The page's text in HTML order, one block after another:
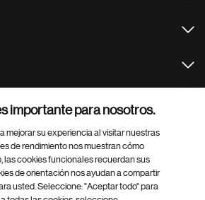
importante para nosotros.
mejorar su experiencia al visitar nuestras
de rendimiento nos muestran cómo
las cookies funcionales recuerdan sus
de orientación nos ayudan a compartir
usted. Seleccione: "Aceptar todo" para